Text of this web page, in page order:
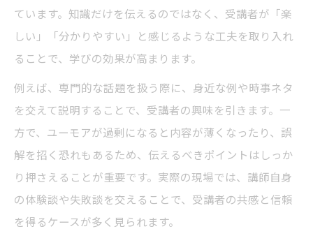
ています。知識だけを伝えるのではなく、受講者が「楽
しい」「分かりやすい」と感じるような工夫を取り入れ
ることで、学びの効果が高まります。
例えば、専門的な話題を扱う際に、身近な例や時事ネタ
を交えて説明することで、受講者の興味を引きます。一
方で、ユーモアが過剰になると内容が薄くなったり、誤
解を招く恐れもあるため、伝えるべきポイントはしっか
り押さえることが重要です。実際の現場では、講師自身
の体験談や失敗談を交えることで、受講者の共感と信頼
を得るケースが多く見られます。